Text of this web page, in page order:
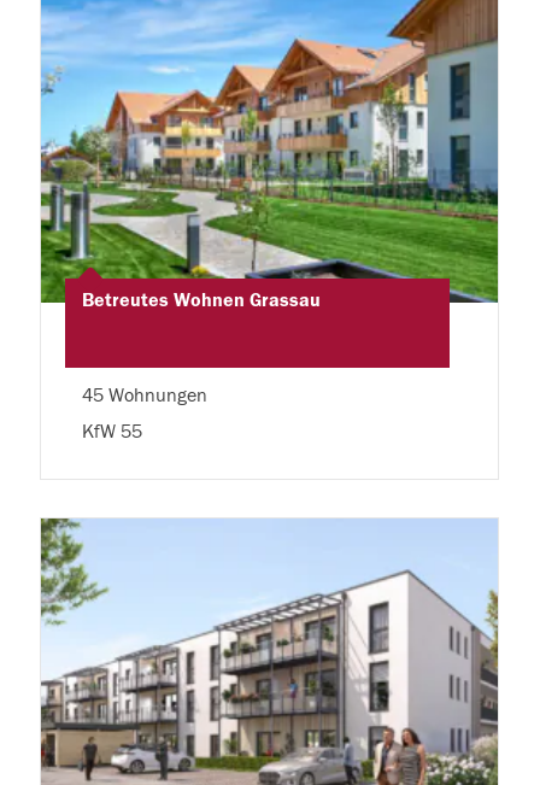
Betreutes Wohnen Grassau
45 Wohnungen
KfW 55